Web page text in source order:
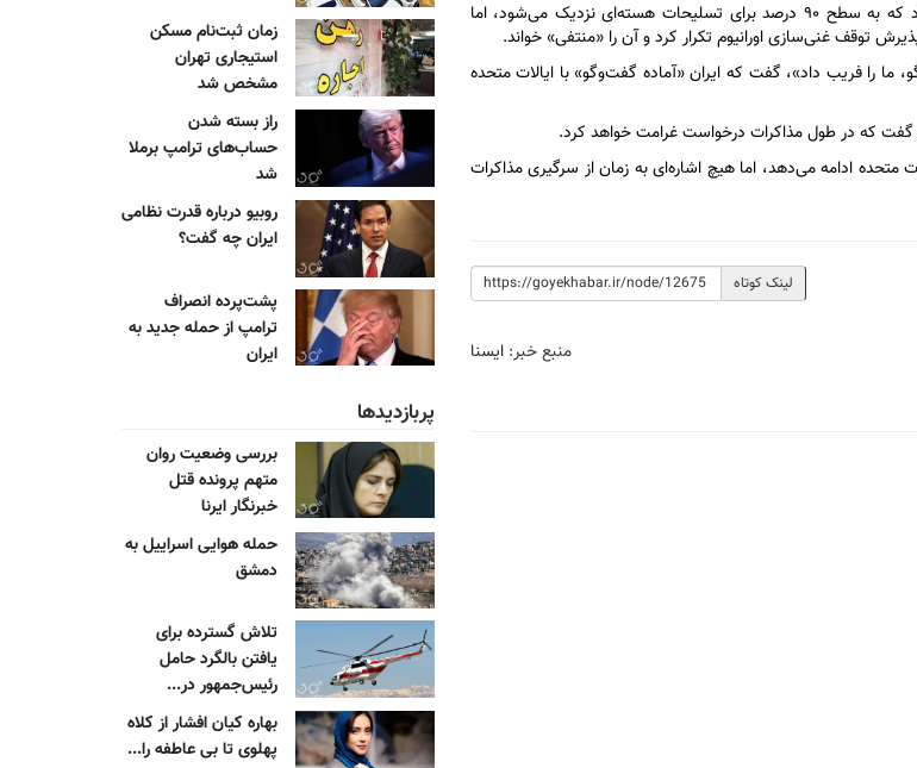
طبق ادعای این گزارش، ایران سطح غنی‌سازی اورانیوم خود را به ۶۰ درصد افزایش داد که به سطح ۹۰ درصد برای تسلیحات هسته‌ای نزدیک می‌شود، اما
توقف غنی‌سازی اورانیوم تکرار کرد و آن را «منتفی» خواند.
ما را فریب داد»، گفت که ایران «آماده گفت‌و‌گو» با ایالات متحده
گفت که در طول مذاکرات درخواست غرامت خواهد کرد.
متحده ادامه می‌دهد، اما هیچ اشاره‌ای به زمان از سرگیری مذاکرات
لینک کوتاه
منبع خبر:ایسنا
زمان ثبت‌نام مسکن
استیجاری تهران
مشخص شد
راز بسته شدن
حساب‌های ترامپ برملا
شد
روبیو درباره قدرت نظامی
ایران چه گفت؟
پشت‌پرده انصراف
ترامپ از حمله جدید به
ایران
پربازدیدها
بررسی وضعیت روان
متهم پرونده قتل
خبرنگار ایرنا
حمله هوایی اسراییل به
دمشق
تلاش گسترده برای
یافتن بالگرد حامل
رئیس‌جمهور در...
بهاره کیان افشار از کلاه
پهلوی تا بی عاطفه را...